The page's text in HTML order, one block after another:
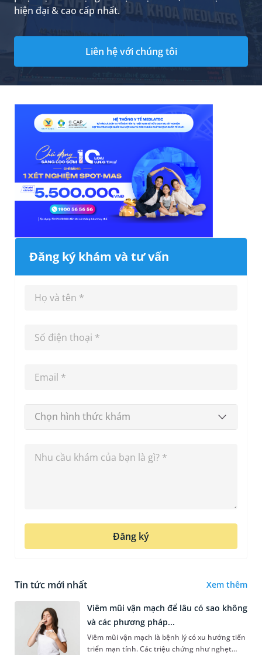
hiện đại & cao cấp nhất.
Liên hệ với chúng tôi
Đăng ký khám và tư vấn
Chọn hình thức khám
Đăng ký
Tin tức mới nhất Xem thêm
Viêm mũi vận mạch để lâu có sao không
và các phương pháp...
Viêm mũi vận mạch là bệnh lý có xu hướng tiến
triển mạn tính. Các triệu chứng như nghẹt